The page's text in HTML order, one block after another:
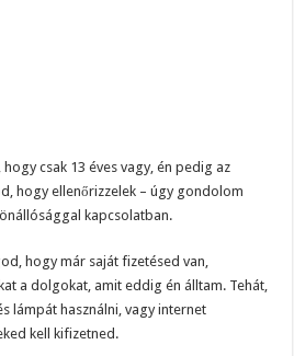
csak 13 éves vagy, én pedig az
hogy ellenőrizzelek – úgy gondolom
kapcsolatban.
hogy már saját fizetésed van,
a dolgokat, amit eddig én álltam. Tehát,
lámpát használni, vagy internet
kell kifizetned.